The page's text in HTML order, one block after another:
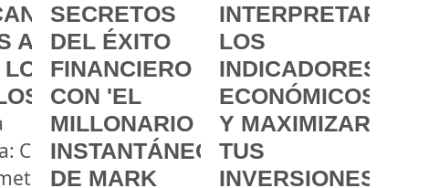
A
LOS
Cómo
SECRETOS
DEL ÉXITO
FINANCIERO
CON 'EL
MILLONARIO
INSTANTÁNEO'
DE MARK
INTERPRETAR
LOS
INDICADORES
ECONÓMICOS
Y MAXIMIZAR
TUS
INVERSIONES